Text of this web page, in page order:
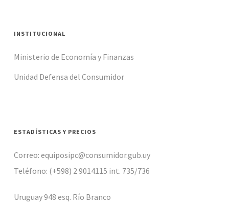
INSTITUCIONAL
Ministerio de Economía y Finanzas
Unidad Defensa del Consumidor
ESTADÍSTICAS Y PRECIOS
Correo: equiposipc@consumidor.gub.uy
Teléfono: (+598) 2 9014115 int. 735/736
Uruguay 948 esq. Río Branco